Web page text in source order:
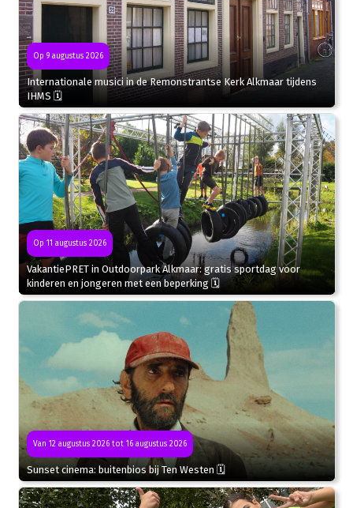
Op 9 augustus 2026
Internationale musici in de Remonstrantse Kerk Alkmaar tijdens
IHMS 🗓
Op 11 augustus 2026
VakantiePRET in Outdoorpark Alkmaar: gratis sportdag voor
kinderen en jongeren met een beperking 🗓
Van 12 augustus 2026 tot 16 augustus 2026
Sunset cinema: buitenbios bij Ten Westen 🗓